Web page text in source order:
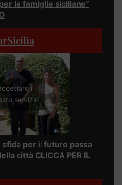
le famiglie siciliane”
i
servizio
sfida per il futuro passa
città CLICCA PER IL